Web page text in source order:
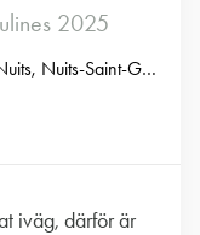
2025
, Nuits-Saint-Georges
iväg, därför är